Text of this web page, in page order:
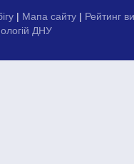
| Мапа сайту | Рейтинг
ДНУ